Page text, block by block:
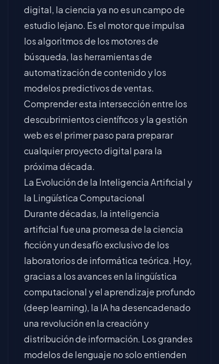
digital, la ciencia ya no es un campo de
estudio lejano. Es el motor que impulsa
los algoritmos de los motores de
búsqueda, las herramientas de
automatización de contenido y los
modelos predictivos de ventas.
Comprender esta intersección entre los
descubrimientos científicos y la gestión
web es el primer paso para preparar
cualquier proyecto digital para la
próxima década.
La Evolución de la Inteligencia Artificial y
la Lingüística Computacional
Durante décadas, la inteligencia
artificial fue una promesa de la ciencia
ficción y un desafío exclusivo de los
laboratorios de informática teórica. Hoy,
gracias a los avances en la lingüística
computacional y el aprendizaje profundo
(deep learning), la IA ha desencadenado
una revolución en la creación y
distribución de información. Los grandes
modelos de lenguaje no solo entienden